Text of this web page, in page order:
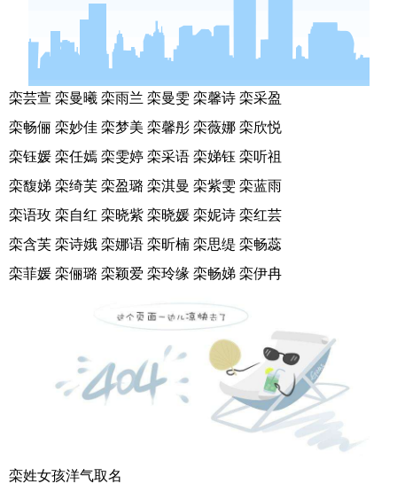
栾芸萱 栾曼曦 栾雨兰 栾曼雯 栾馨诗 栾采盈
栾畅俪 栾妙佳 栾梦美 栾馨彤 栾薇娜 栾欣悦
栾钰媛 栾任嫣 栾雯婷 栾采语 栾娣钰 栾听祖
栾馥娣 栾绮芙 栾盈璐 栾淇曼 栾紫雯 栾蓝雨
栾语玫 栾自红 栾晓紫 栾晓媛 栾妮诗 栾红芸
栾含芙 栾诗娥 栾娜语 栾昕楠 栾思缇 栾畅蕊
栾菲媛 栾俪璐 栾颖爱 栾玲缘 栾畅娣 栾伊冉
栾姓女孩洋气取名